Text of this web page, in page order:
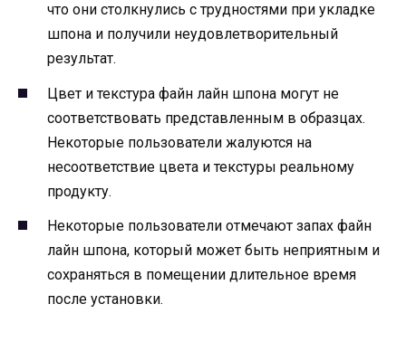
что они столкнулись с трудностями при укладке
шпона и получили неудовлетворительный
результат.
Цвет и текстура файн лайн шпона могут не
соответствовать представленным в образцах.
Некоторые пользователи жалуются на
несоответствие цвета и текстуры реальному
продукту.
Некоторые пользователи отмечают запах файн
лайн шпона, который может быть неприятным и
сохраняться в помещении длительное время
после установки.